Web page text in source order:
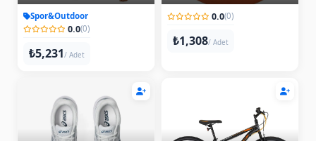
Spor&Outdoor
0.0(0)
₺5,231/ Adet
0.0(0)
₺1,308/ Adet